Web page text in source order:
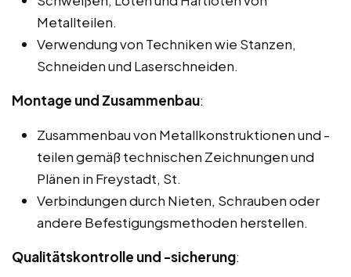
Metallteilen.
Verwendung von Techniken wie Stanzen,
Schneiden und Laserschneiden.
Montage und Zusammenbau:
Zusammenbau von Metallkonstruktionen und -
teilen gemäß technischen Zeichnungen und
Plänen in Freystadt, St.
Verbindungen durch Nieten, Schrauben oder
andere Befestigungsmethoden herstellen.
Qualitätskontrolle und -sicherung: